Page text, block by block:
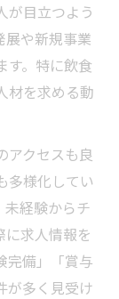
するポイ
社員 急募
時の注意
基準とは
務条件の
が目立つよう
展や新規事業
す。特に飲食
材を求める動
アクセスも良
多様化してい
未経験からチ
に求人情報を
完備」「賞与
が多く見受け